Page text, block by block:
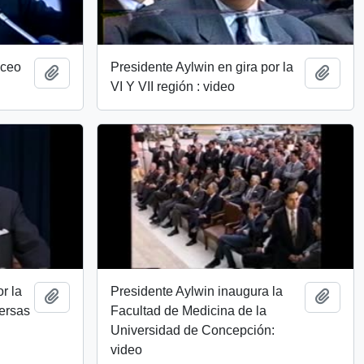
Añadir al portapapeles
Presidente Aylwin en gira por la
VI Y VII región : video
la
Añadir al portapapeles
Presidente Aylwin inaugura la
Facultad de Medicina de la
Universidad de Concepción:
video